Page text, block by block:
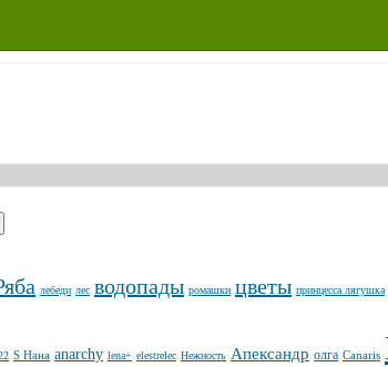
лебеди лес водопады ромашки цветы принцесса лягушка
S Нана anarchy lena+ elestrelec Нежность Апександр олга Canaris